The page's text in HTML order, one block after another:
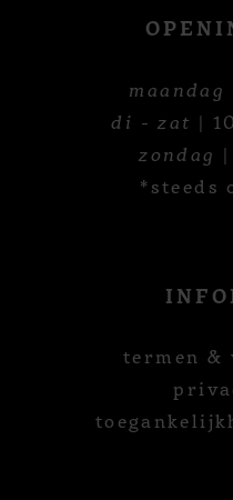
maandag
di - zat |
zondag
*steeds
termen &